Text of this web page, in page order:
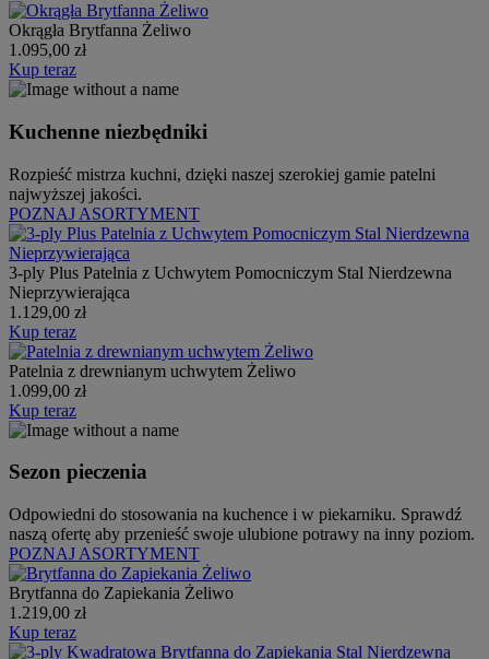
Okrągła Brytfanna Żeliwo
1.095,00 zł
Kup teraz
Kuchenne niezbędniki
Rozpieść mistrza kuchni, dzięki naszej szerokiej gamie patelni
najwyższej jakości.
POZNAJ ASORTYMENT
3-ply Plus Patelnia z Uchwytem Pomocniczym Stal Nierdzewna
Nieprzywierająca
1.129,00 zł
Kup teraz
Patelnia z drewnianym uchwytem Żeliwo
1.099,00 zł
Kup teraz
Sezon pieczenia
Odpowiedni do stosowania na kuchence i w piekarniku. Sprawdź
naszą ofertę aby przenieść swoje ulubione potrawy na inny poziom.
POZNAJ ASORTYMENT
Brytfanna do Zapiekania Żeliwo
1.219,00 zł
Kup teraz